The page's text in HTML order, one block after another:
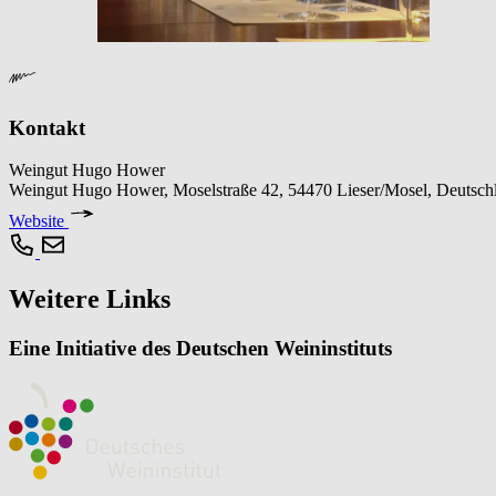
Kontakt
Weingut Hugo Hower
Weingut Hugo Hower, Moselstraße 42, 54470 Lieser/Mosel,
Website
Weitere Links
Eine Initiative des Deutschen Weininstituts